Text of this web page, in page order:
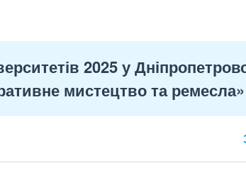
2025 у
мистецтво та ремесла»